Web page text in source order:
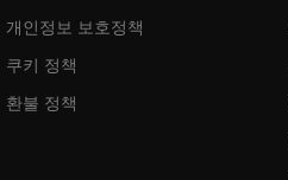
개인정보 보호정책
쿠키 정책
환불 정책